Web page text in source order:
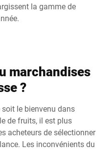
la gamme de
marchandises
?
le bienvenu dans
de fruits, il est plus
acheteurs de sélectionner
Les inconvénients du